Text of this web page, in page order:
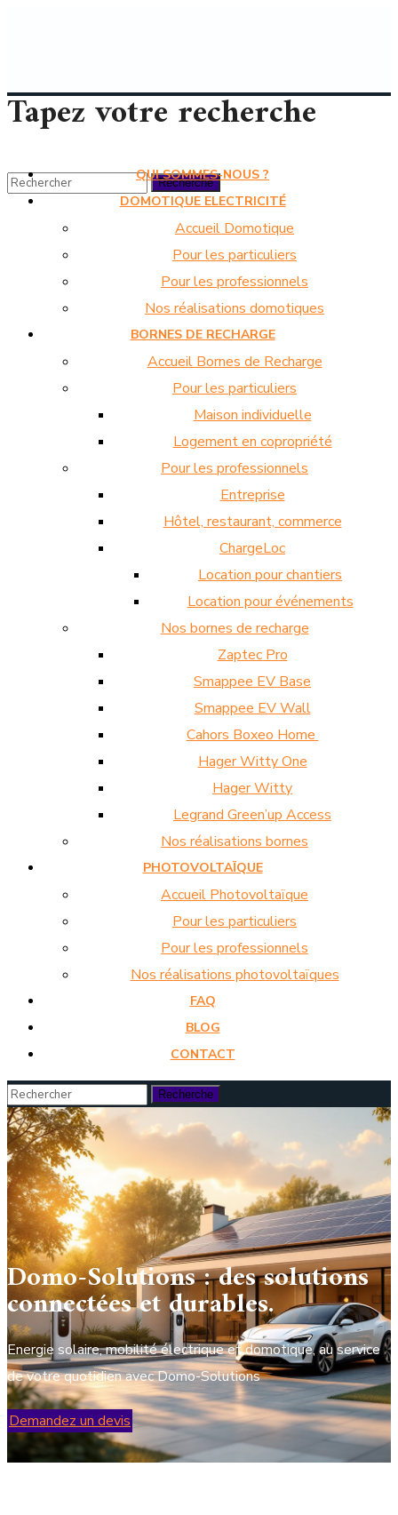
Tapez votre recherche
QUI SOMMES-NOUS ?
DOMOTIQUE ELECTRICITÉ
Accueil Domotique
Pour les particuliers
Pour les professionnels
Nos réalisations domotiques
BORNES DE RECHARGE
Accueil Bornes de Recharge
Pour les particuliers
Maison individuelle
Logement en copropriété
Pour les professionnels
Entreprise
Hôtel, restaurant, commerce
ChargeLoc
Location pour chantiers
Location pour événements
Nos bornes de recharge
Zaptec Pro
Smappee EV Base
Smappee EV Wall
Cahors Boxeo Home
Hager Witty One
Hager Witty
Legrand Green’up Access
Nos réalisations bornes
PHOTOVOLTAÏQUE
Accueil Photovoltaïque
Pour les particuliers
Pour les professionnels
Nos réalisations photovoltaïques
FAQ
BLOG
CONTACT
Domo-Solutions : des solutions
connectées et durables.
Energie solaire, mobilité électrique et domotique, au service
de votre quotidien avec Domo-Solutions
Demandez un devis